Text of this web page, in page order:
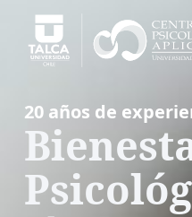
20 años de